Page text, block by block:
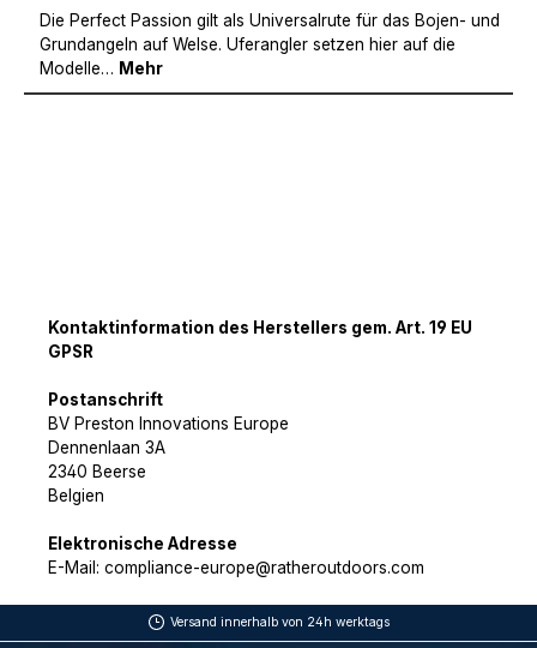
Die Perfect Passion gilt als Universalrute für das Bojen- und
Grundangeln auf Welse. Uferangler setzen hier auf die
Modelle… Mehr
Kontaktinformation des Herstellers gem. Art. 19 EU
GPSR
Postanschrift
BV Preston Innovations Europe
Dennenlaan 3A
2340 Beerse
Belgien
Elektronische Adresse
E-Mail: compliance-europe@ratheroutdoors.com
Versand innerhalb von 24h werktags